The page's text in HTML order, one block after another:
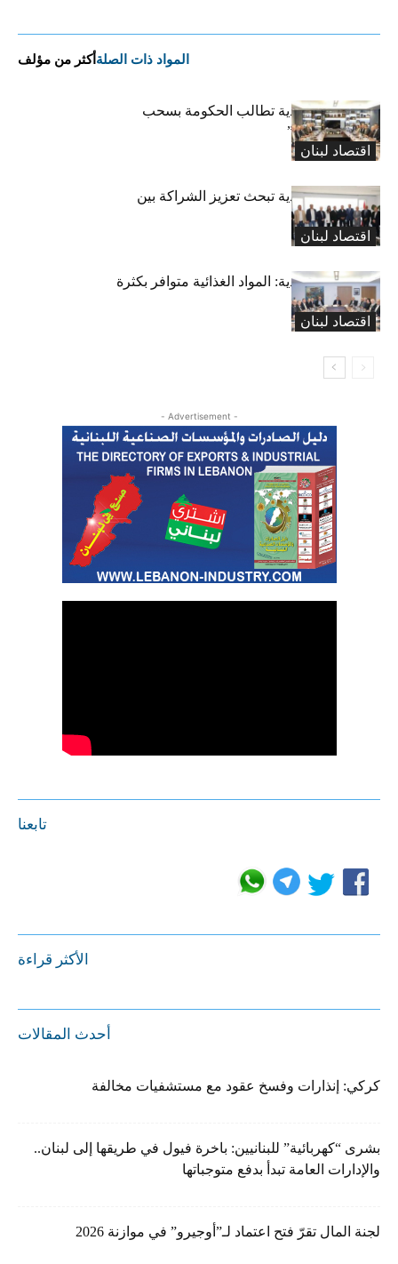
المواد ذات الصلةأكثر من مؤلف
اقتصاد لبنان
الهيئات الاقتصادية تطالب الحكومة بسحب
الرسوم “البيئية”
اقتصاد لبنان
الهيئات الاقتصادية تبحث تعزيز الشراكة بين
لبنان وأميركا
اقتصاد لبنان
الهيئات الإقتصادية: المواد الغذائية متوافر بكثرة
في السوق
- Advertisement -
تابعنا
الأكثر قراءة
أحدث المقالات
كركي: إنذارات وفسخ عقود مع مستشفيات مخالفة
بشرى “كهربائية” للبنانيين: باخرة فيول في طريقها إلى لبنان..
والإدارات العامة تبدأ بدفع متوجباتها
لجنة المال تقرّ فتح اعتماد لـ”أوجيرو” في موازنة 2026